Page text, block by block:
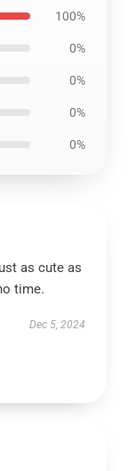
100%
0%
0%
0%
0%
as cute as
time.
Dec 5, 2024